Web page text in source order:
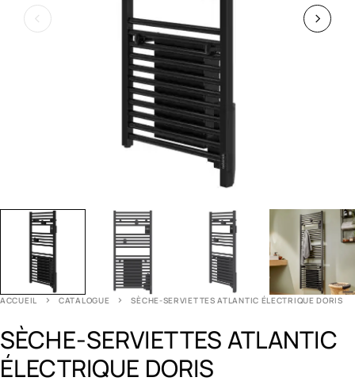
ACCUEIL CATALOGUE SÈCHE-SERVIETTES ATLANTIC ÉLECTRIQUE DORIS
SÈCHE-SERVIETTES ATLANTIC
ÉLECTRIQUE DORIS